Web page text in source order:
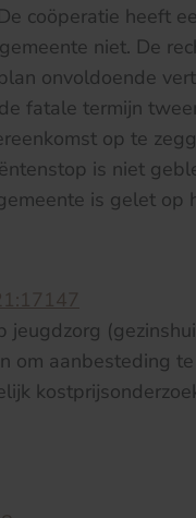
coöperatie heeft
niet. De
onvoldoende
fatale termijn
op te
is niet
is gelet op
jeugdzorg
om aanbesteding